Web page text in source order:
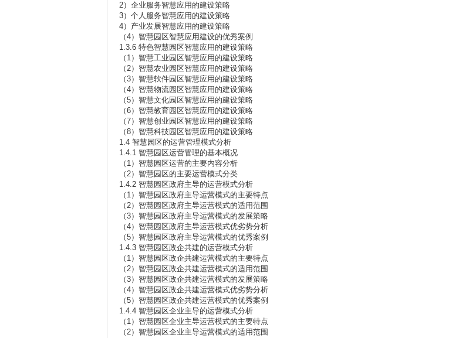
2）企业服务智慧应用的建设策略
3）个人服务智慧应用的建设策略
4）产业发展智慧应用的建设策略
（4）智慧园区智慧应用建设的优秀案例
1.3.6 特色智慧园区智慧应用的建设策略
（1）智慧工业园区智慧应用的建设策略
（2）智慧农业园区智慧应用的建设策略
（3）智慧软件园区智慧应用的建设策略
（4）智慧物流园区智慧应用的建设策略
（5）智慧文化园区智慧应用的建设策略
（6）智慧教育园区智慧应用的建设策略
（7）智慧创业园区智慧应用的建设策略
（8）智慧科技园区智慧应用的建设策略
1.4 智慧园区的运营管理模式分析
1.4.1 智慧园区运营管理的基本概况
（1）智慧园区运营的主要内容分析
（2）智慧园区的主要运营模式分类
1.4.2 智慧园区政府主导的运营模式分析
（1）智慧园区政府主导运营模式的主要特点
（2）智慧园区政府主导运营模式的适用范围
（3）智慧园区政府主导运营模式的发展策略
（4）智慧园区政府主导运营模式优劣势分析
（5）智慧园区政府主导运营模式的优秀案例
1.4.3 智慧园区政企共建的运营模式分析
（1）智慧园区政企共建运营模式的主要特点
（2）智慧园区政企共建运营模式的适用范围
（3）智慧园区政企共建运营模式的发展策略
（4）智慧园区政企共建运营模式优劣势分析
（5）智慧园区政企共建运营模式的优秀案例
1.4.4 智慧园区企业主导的运营模式分析
（1）智慧园区企业主导运营模式的主要特点
（2）智慧园区企业主导运营模式的适用范围